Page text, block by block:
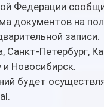
Федерации
документов на
записи.
Петербург,
и Новосибирск.
будет